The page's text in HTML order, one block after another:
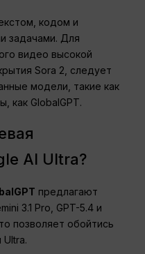
кодом и
задачами. Для
видео высокой
Sora 2, следует
модели, такие как
как GlobalGPT.
AI Ultra?
предлагают
3.1 Pro, GPT-5.4 и
позволяет обойтись